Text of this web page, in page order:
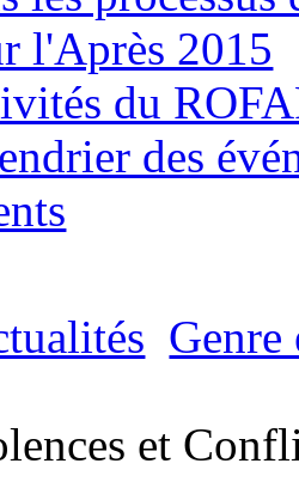
l'Après 2015
du
des
et